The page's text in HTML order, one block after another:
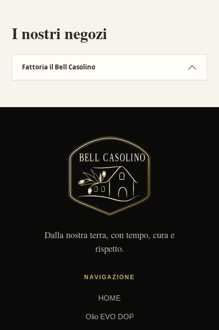
I nostri negozi
Fattoria il Bell Casolino
Dalla nostra terra, con tempo, cura e
rispetto.
NAVIGAZIONE
HOME
Olio EVO DOP